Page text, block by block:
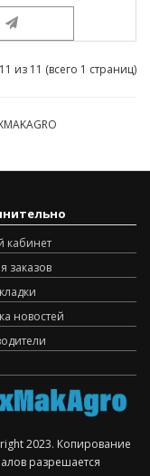
из 11 (всего 1 страниц)
кабинет
заказов
новостей
2023. Копирование
разрешается